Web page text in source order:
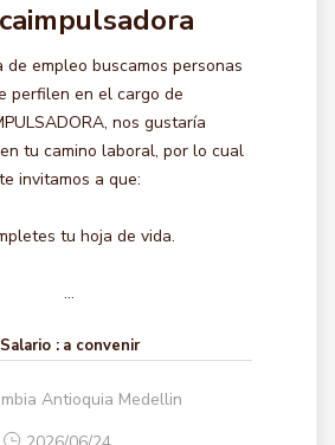
de empleo buscamos personas
perfilen en el cargo de
nos gustaría
tu camino laboral, por lo cual
te invitamos a que:
tu hoja de vida.
...
Salario : a convenir
Antioquia Medellin